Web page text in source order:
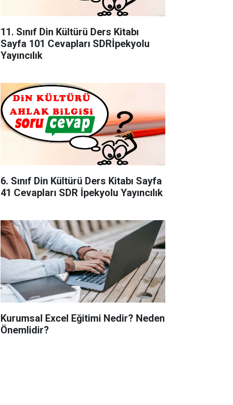
11. Sınıf Din Kültürü Ders Kitabı
Sayfa 101 Cevapları SDRİpekyolu
Yayıncılık
6. Sınıf Din Kültürü Ders Kitabı Sayfa
41 Cevapları SDR İpekyolu Yayıncılık
Kurumsal Excel Eğitimi Nedir? Neden
Önemlidir?